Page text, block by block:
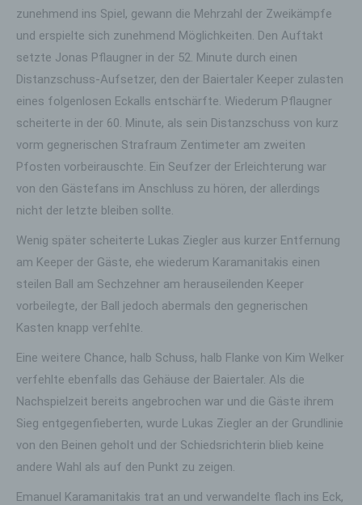
zunehmend ins Spiel, gewann die Mehrzahl der Zweikämpfe
und erspielte sich zunehmend Möglichkeiten. Den Auftakt
setzte Jonas Pflaugner in der 52. Minute durch einen
Distanzschuss-Aufsetzer, den der Baiertaler Keeper zulasten
eines folgenlosen Eckalls entschärfte. Wiederum Pflaugner
scheiterte in der 60. Minute, als sein Distanzschuss von kurz
vorm gegnerischen Strafraum Zentimeter am zweiten
Pfosten vorbeirauschte. Ein Seufzer der Erleichterung war
von den Gästefans im Anschluss zu hören, der allerdings
nicht der letzte bleiben sollte.
Wenig später scheiterte Lukas Ziegler aus kurzer Entfernung
am Keeper der Gäste, ehe wiederum Karamanitakis einen
steilen Ball am Sechzehner am herauseilenden Keeper
vorbeilegte, der Ball jedoch abermals den gegnerischen
Kasten knapp verfehlte.
Eine weitere Chance, halb Schuss, halb Flanke von Kim Welker
verfehlte ebenfalls das Gehäuse der Baiertaler. Als die
Nachspielzeit bereits angebrochen war und die Gäste ihrem
Sieg entgegenfieberten, wurde Lukas Ziegler an der Grundlinie
von den Beinen geholt und der Schiedsrichterin blieb keine
andere Wahl als auf den Punkt zu zeigen.
Emanuel Karamanitakis trat an und verwandelte flach ins Eck,